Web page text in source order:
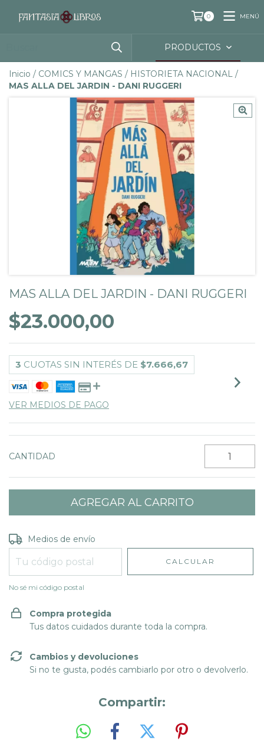
0 MENÚ
PRODUCTOS
Inicio / COMICS Y MANGAS / HISTORIETA NACIONAL /
MAS ALLA DEL JARDIN - DANI RUGGERI
MAS ALLA DEL JARDIN - DANI RUGGERI
$23.000,00
3 CUOTAS SIN INTERÉS DE $7.666,67
VER MEDIOS DE PAGO
CANTIDAD
Entregas para el CP:
Medios de envío
CALCULAR
No sé mi código postal
Compra protegida
Tus datos cuidados durante toda la compra.
Cambios y devoluciones
Si no te gusta, podés cambiarlo por otro o devolverlo.
Compartir: